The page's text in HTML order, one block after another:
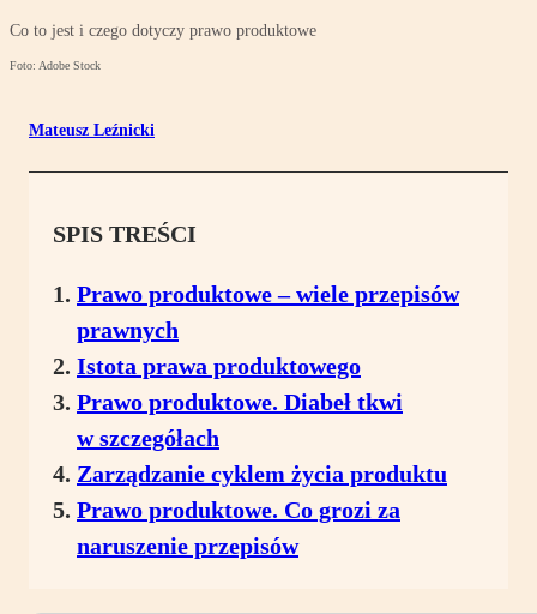
Co to jest i czego dotyczy prawo produktowe
Foto: Adobe Stock
Mateusz Leźnicki
SPIS TREŚCI
Prawo produktowe – wiele przepisów
prawnych
Istota prawa produktowego
Prawo produktowe. Diabeł tkwi
w szczegółach
Zarządzanie cyklem życia produktu
Prawo produktowe. Co grozi za
naruszenie przepisów